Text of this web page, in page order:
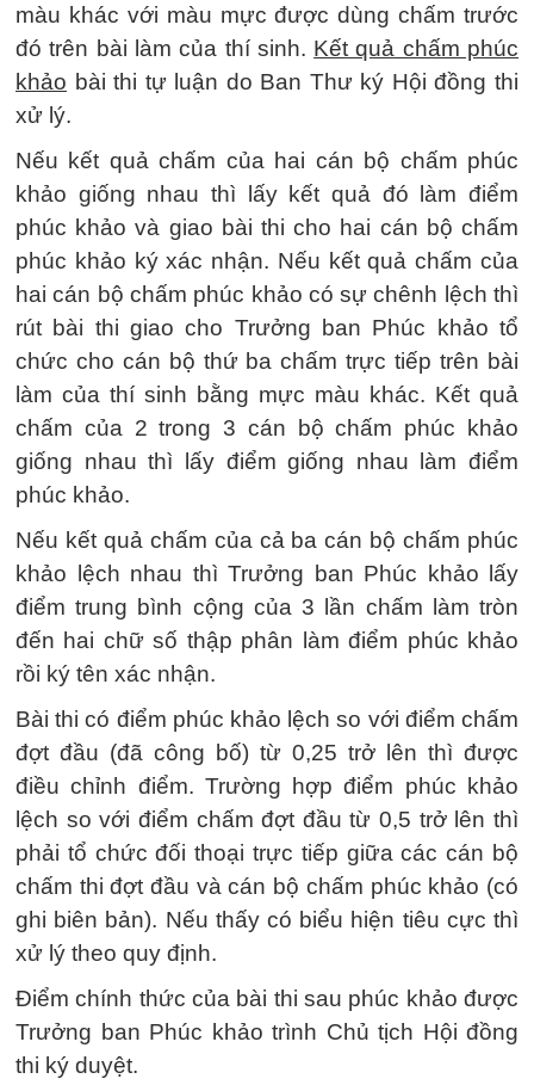
màu khác với màu mực được dùng chấm trước
đó trên bài làm của thí sinh. Kết quả chấm phúc
khảo bài thi tự luận do Ban Thư ký Hội đồng thi
xử lý.
Nếu kết quả chấm của hai cán bộ chấm phúc
khảo giống nhau thì lấy kết quả đó làm điểm
phúc khảo và giao bài thi cho hai cán bộ chấm
phúc khảo ký xác nhận. Nếu kết quả chấm của
hai cán bộ chấm phúc khảo có sự chênh lệch thì
rút bài thi giao cho Trưởng ban Phúc khảo tổ
chức cho cán bộ thứ ba chấm trực tiếp trên bài
làm của thí sinh bằng mực màu khác. Kết quả
chấm của 2 trong 3 cán bộ chấm phúc khảo
giống nhau thì lấy điểm giống nhau làm điểm
phúc khảo.
Nếu kết quả chấm của cả ba cán bộ chấm phúc
khảo lệch nhau thì Trưởng ban Phúc khảo lấy
điểm trung bình cộng của 3 lần chấm làm tròn
đến hai chữ số thập phân làm điểm phúc khảo
rồi ký tên xác nhận.
Bài thi có điểm phúc khảo lệch so với điểm chấm
đợt đầu (đã công bố) từ 0,25 trở lên thì được
điều chỉnh điểm. Trường hợp điểm phúc khảo
lệch so với điểm chấm đợt đầu từ 0,5 trở lên thì
phải tổ chức đối thoại trực tiếp giữa các cán bộ
chấm thi đợt đầu và cán bộ chấm phúc khảo (có
ghi biên bản). Nếu thấy có biểu hiện tiêu cực thì
xử lý theo quy định.
Điểm chính thức của bài thi sau phúc khảo được
Trưởng ban Phúc khảo trình Chủ tịch Hội đồng
thi ký duyệt.